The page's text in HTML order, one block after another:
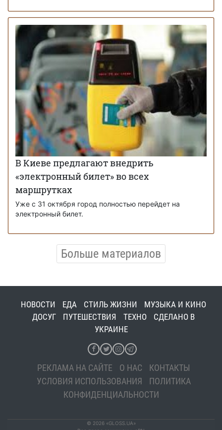
В Киеве предлагают внедрить
«электронный билет» во всех
маршрутках
Уже с 31 октября город полностью перейдет на
электронный билет.
Больше материалов
НОВОСТИ ЕДА СТИЛЬ ЖИЗНИ
МУЗЫКА И КИНО
ДОСУГ
ПУТЕШЕСТВИЯ ТЕХНО
СДЕЛАНО В
УКРАИНЕ
РЕКЛАМА НА САЙТЕ О НАС
КОНТАКТЫ
УСЛОВИЯ ИСПОЛЬЗОВАНИЯ
ПОЛИТИКА
КОНФИДЕНЦИАЛЬНОСТИ
© 2026 «GLOSS.UA»